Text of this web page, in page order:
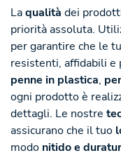
Laqualità dei
priorità assoluta.
per garantire che le
resistenti, affidabili e
penne in plastica,
ogni prodotto è
dettagli. Le nostre
assicurano che il tuo
modo nitido e